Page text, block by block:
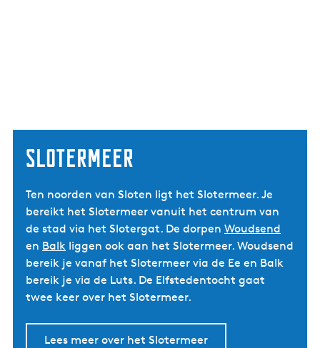
Slotermeer
Ten noorden van Sloten ligt het Slotermeer. Je
bereikt het Slotermeer vanuit het centrum van
de stad via het Slotergat. De dorpen Woudsend
en Balk liggen ook aan het Slotermeer. Woudsend
bereik je vanaf het Slotermeer via de Ee en Balk
bereik je via de Luts. De Elfstedentocht gaat
twee keer over het Slotermeer.
Lees meer over het Slotermeer